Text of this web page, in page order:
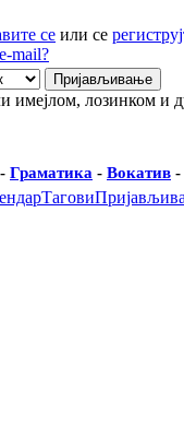
се или се
mail?
имејлом, лозинком и
- Граматика - Вокатив -
Тагови